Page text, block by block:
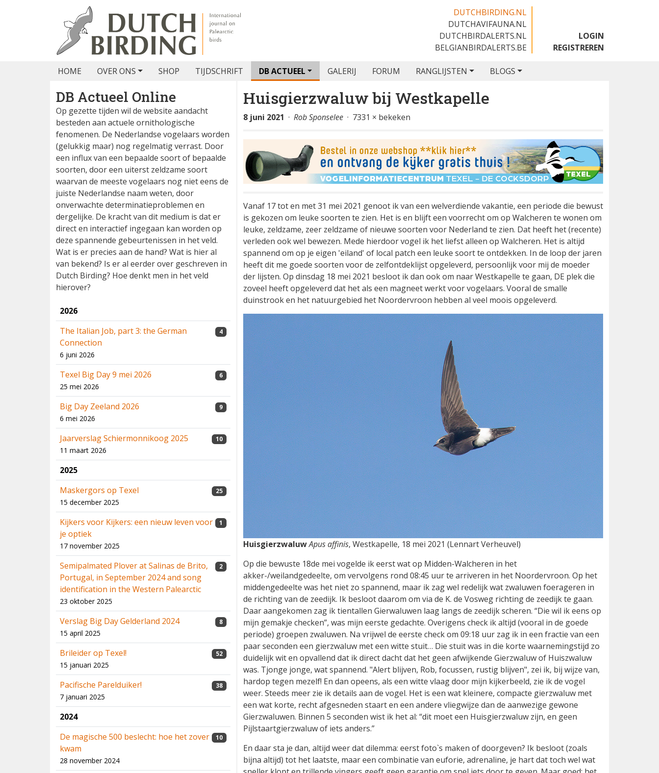
DUTCHBIRDING.NL
DUTCHAVIFAUNA.NL
DUTCHBIRDALERTS.NL
BELGIANBIRDALERTS.BE
LOGIN
REGISTREREN
HOME OVER ONS SHOP TIJDSCHRIFT DB ACTUEEL GALERIJ FORUM RANGLIJSTEN BLOGS
DB Actueel Online
Op gezette tijden wil de website aandacht
besteden aan actuele ornithologische
fenomenen. De Nederlandse vogelaars worden
(gelukkig maar) nog regelmatig verrast. Door
een influx van een bepaalde soort of bepaalde
soorten, door een uiterst zeldzame soort
waarvan de meeste vogelaars nog niet eens de
juiste Nederlandse naam weten, door
onverwachte determinatieproblemen en
dergelijke. De kracht van dit medium is dat er
direct en interactief ingegaan kan worden op
deze spannende gebeurtenissen in het veld.
Wat is er precies aan de hand? Wat is hier al
van bekend? Is er al eerder over geschreven in
Dutch Birding? Hoe denkt men in het veld
hierover?
2026
The Italian Job, part 3: the German
Connection
6 juni 2026
4
Texel Big Day 9 mei 2026
25 mei 2026
6
Big Day Zeeland 2026
6 mei 2026
9
Jaarverslag Schiermonnikoog 2025
11 maart 2026
10
2025
Maskergors op Texel
15 december 2025
25
Kijkers voor Kijkers: een nieuw leven voor
je optiek
17 november 2025
1
Semipalmated Plover at Salinas de Brito,
Portugal, in September 2024 and song
identification in the Western Palearctic
23 oktober 2025
2
Verslag Big Day Gelderland 2024
15 april 2025
8
Brileider op Texel!
15 januari 2025
52
Pacifische Parelduiker!
7 januari 2025
38
2024
De magische 500 beslecht: hoe het zover
kwam
28 november 2024
10
Huisgierzwaluw bij Westkapelle
8 juni 2021 · Rob Sponselee · 7331 × bekeken
Vanaf 17 tot en met 31 mei 2021 genoot ik van een welverdiende vakantie, een periode die bewust
is gekozen om leuke soorten te zien. Het is en blijft een voorrecht om op Walcheren te wonen om
leuke, zeldzame, zeer zeldzame of nieuwe soorten voor Nederland te zien. Dat heeft het (recente)
verleden ook wel bewezen. Mede hierdoor vogel ik het liefst alleen op Walcheren. Het is altijd
spannend om op je eigen 'eiland' of local patch een leuke soort te ontdekken. In de loop der jaren
heeft dit me goede soorten voor de zelfontdeklijst opgeleverd, persoonlijk voor mij de moeder
der lijsten. Op dinsdag 18 mei 2021 besloot ik dan ook om naar Westkapelle te gaan, DE plek die
zoveel heeft opgeleverd dat het als een magneet werkt voor vogelaars. Vooral de smalle
duinstrook en het natuurgebied het Noordervroon hebben al veel moois opgeleverd.
HuisgierzwaluwApus affinis, Westkapelle, 18 mei 2021 (Lennart Verheuvel)
Op die bewuste 18de mei vogelde ik eerst wat op Midden-Walcheren in het
akker-/weilandgedeelte, om vervolgens rond 08:45 uur te arriveren in het Noordervroon. Op het
middengedeelte was het niet zo spannend, maar ik zag wel redelijk wat zwaluwen foerageren in
de richting van de zeedijk. Ik besloot daarom om via de K. de Vosweg richting de zeedijk te gaan.
Daar aangekomen zag ik tientallen Gierwaluwen laag langs de zeedijk scheren. “Die wil ik eens op
mijn gemakje checken”, was mijn eerste gedachte. Overigens check ik altijd (vooral in de goede
periode) groepen zwaluwen. Na vrijwel de eerste check om 09:18 uur zag ik in een fractie van een
paar seconden een gierzwaluw met een witte stuit… Die stuit was in die korte waarnemingstijd zo
duidelijk wit en opvallend dat ik direct dacht dat het geen afwijkende Gierzwaluw of Huiszwaluw
was. Tjonge jonge, wat spannend. "Alert blijven, Rob, focussen, rustig blijven", zei ik, bij wijze van,
hardop tegen mezelf! En dan opeens, als een witte vlaag door mijn kijkerbeeld, zie ik de vogel
weer. Steeds meer zie ik details aan de vogel. Het is een wat kleinere, compacte gierzwaluw met
een wat korte, recht afgesneden staart en een andere vliegwijze dan de aanwezige gewone
Gierzwaluwen. Binnen 5 seconden wist ik het al: “dit moet een Huisgierzwaluw zijn, en geen
Pijlstaartgierzwaluw of iets anders.”
En daar sta je dan, altijd weer dat dilemma: eerst foto`s maken of doorgeven? Ik besloot (zoals
bijna altijd) tot het laatste, maar een combinatie van euforie, adrenaline, je hart dat toch wel wat